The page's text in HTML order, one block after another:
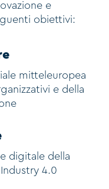
e
obiettivi:
mitteleuropea
e della
digitale della
4.0